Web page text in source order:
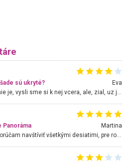
sú ukryté?
Eva
Panoráma
Martina
Nádherné miesto ktoré odporúčam navštíviť všetkými desiatimi, pre rodiny s deťmi, dôchodcom... Proste a jednoducho ozaj rozprávkový les.. určite ešte prídeme. Odniesli sme si na pamiatku krásne tričká,